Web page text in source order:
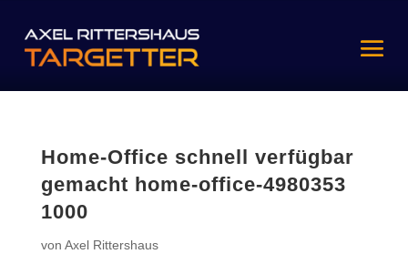
Home-Office schnell verfügbar
gemacht home-office-4980353
1000
von Axel Rittershaus